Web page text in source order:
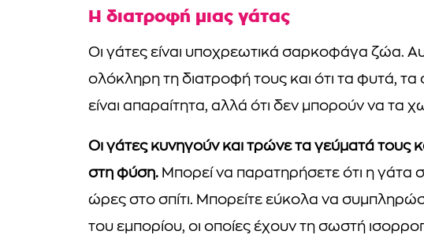
Η διατροφή μιας γάτας
Οι γάτες είναι υποχρεωτικά σαρκοφάγα ζώα.
ολόκληρη τη διατροφή τους και ότι τα φυτά,
είναι απαραίτητα, αλλά ότι δεν μπορούν να τα
Οι γάτες κυνηγούν και τρώνε τα γεύματά τους
στη φύση. Μπορεί να παρατηρήσετε ότι η γάτα
ώρες στο σπίτι. Μπορείτε εύκολα να
του εμπορίου, οι οποίες έχουν τη σωστή